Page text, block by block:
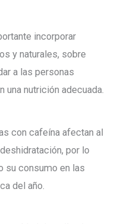
incorporar
y naturales, sobre
a las personas
nutrición adecuada.
con cafeína afectan al
por lo
su consumo en las
del año.